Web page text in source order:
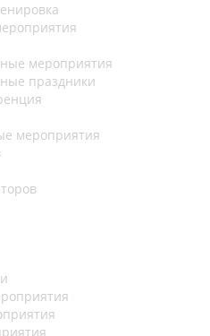
мероприятия
праздники
мероприятия